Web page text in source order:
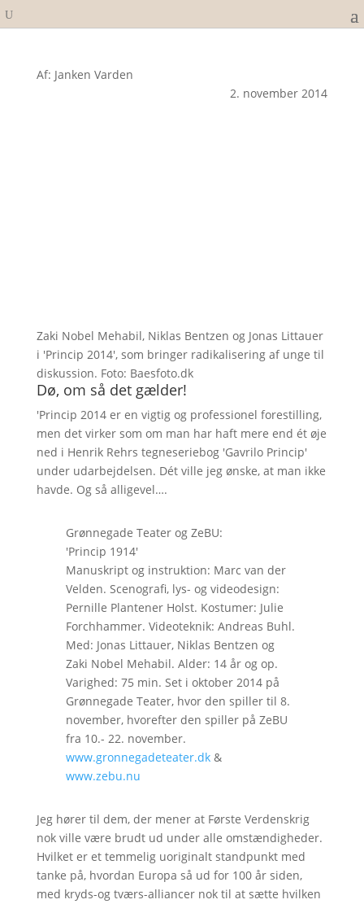
Af: Janken Varden
2. november 2014
Zaki Nobel Mehabil, Niklas Bentzen og Jonas Littauer
i 'Princip 2014', som bringer radikalisering af unge til
diskussion. Foto: Baesfoto.dk
Dø, om så det gælder!
'Princip 2014 er en vigtig og professionel forestilling,
men det virker som om man har haft mere end ét øje
ned i Henrik Rehrs tegneseriebog 'Gavrilo Princip'
under udarbejdelsen. Dét ville jeg ønske, at man ikke
havde. Og så alligevel….
Grønnegade Teater og ZeBU:
'Princip 1914'
Manuskript og instruktion: Marc van der
Velden. Scenografi, lys- og videodesign:
Pernille Plantener Holst. Kostumer: Julie
Forchhammer. Videoteknik: Andreas Buhl.
Med: Jonas Littauer, Niklas Bentzen og
Zaki Nobel Mehabil. Alder: 14 år og op.
Varighed: 75 min. Set i oktober 2014 på
Grønnegade Teater, hvor den spiller til 8.
november, hvorefter den spiller på ZeBU
fra 10.- 22. november.
www.gronnegadeteater.dk&
www.zebu.nu
Jeg hører til dem, der mener at Første Verdenskrig
nok ville være brudt ud under alle omstændigheder.
Hvilket er et temmelig uoriginalt standpunkt med
tanke på, hvordan Europa så ud for 100 år siden,
med kryds-og tværs-alliancer nok til at sætte hvilken